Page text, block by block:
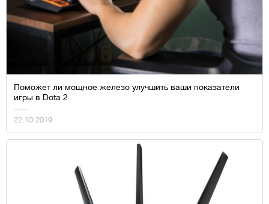
Поможет ли мощное железо улучшить ваши показатели
игры в Dota 2
22.10.2019